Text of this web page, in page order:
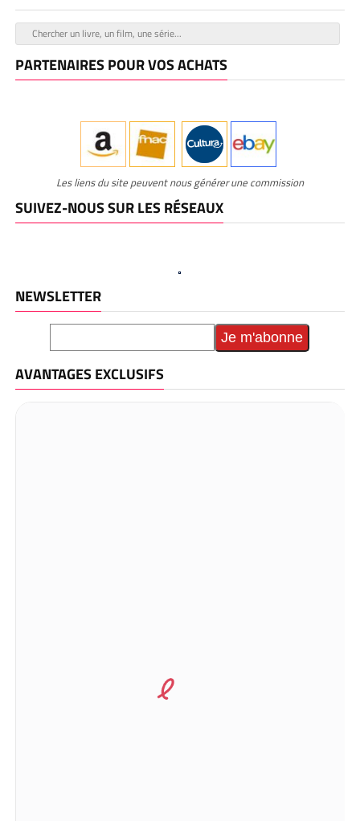
PARTENAIRES POUR VOS ACHATS
Les liens du site peuvent nous générer une commission
SUIVEZ-NOUS SUR LES RÉSEAUX
NEWSLETTER
AVANTAGES EXCLUSIFS